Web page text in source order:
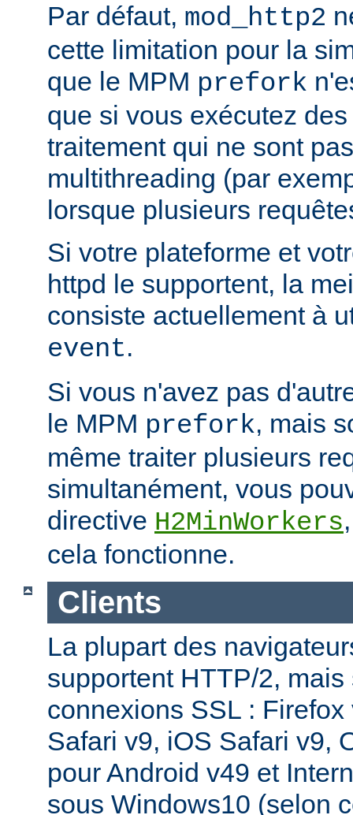
Par défaut, mod_http2
cette limitation pour la
que le MPM prefork
que si vous exécutez
traitement qui ne sont
multithreading (par
lorsque plusieurs
Si votre plateforme et
httpd le supportent, la
consiste actuellement à
event.
Si vous n'avez pas
le MPM prefork, mais
même traiter plusieurs
simultanément, vous
directive H2MinWorkers
cela fonctionne.
Clients
La plupart des
supportent HTTP/2,
connexions SSL :
Safari v9, iOS Safari v9,
pour Android v49 et
sous Windows10 (selon